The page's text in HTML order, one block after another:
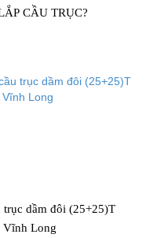
CẦU TRỤC?
trục dầm đôi (25+25)T
Vĩnh Long